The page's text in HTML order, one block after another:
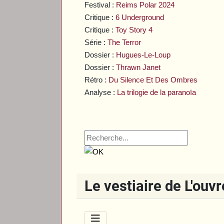
Festival : Reims Polar 2024
Critique :6 Underground
Critique :Toy Story 4
Série :The Terror
Dossier : Hugues-Le-Loup
Dossier :Thrawn Janet
Rétro : Du Silence Et Des Ombres
Analyse : La trilogie de la paranoïa
Le vestiaire de